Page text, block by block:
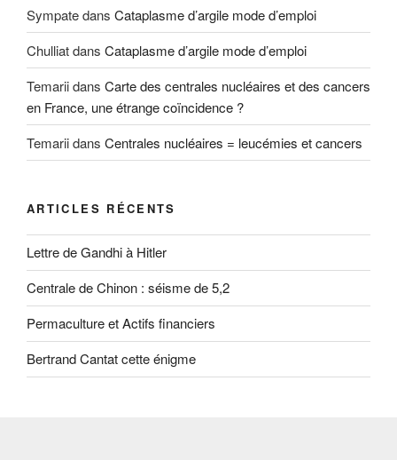
Sympatedans Cataplasme d’argile mode d’emploi
Chulliatdans Cataplasme d’argile mode d’emploi
Temariidans Carte des centrales nucléaires et des cancers
en France, une étrange coïncidence ?
Temariidans Centrales nucléaires = leucémies et cancers
ARTICLES RÉCENTS
Lettre de Gandhi à Hitler
Centrale de Chinon : séisme de 5,2
Permaculture et Actifs financiers
Bertrand Cantat cette énigme